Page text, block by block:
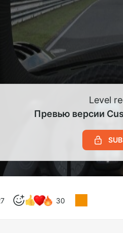
Level
Превью версии
30